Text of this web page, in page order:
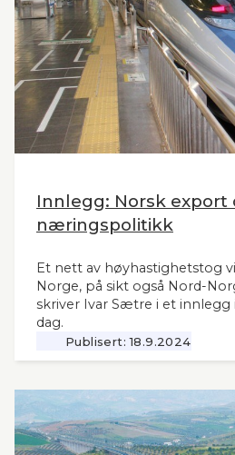
Innlegg: Norsk export
næringspolitikk
Et nett av høyhastighetstog
Norge, på sikt også Nord-
skriver Ivar Sætre i et innlegg
dag.
Publisert: 18.9.2024